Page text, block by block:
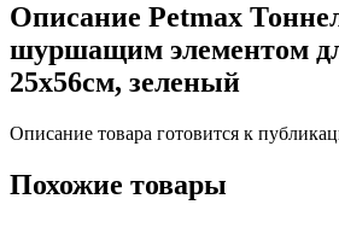
Описание Petmax
шуршащим элементом
25х56см, зеленый
Описание товара готовится к
Похожие товары